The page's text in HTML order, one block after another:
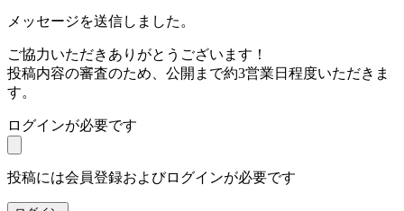
メッセージを送信しました。
ご協力いただきありがとうございます！
投稿内容の審査のため、公開まで約3営業日程度いただきま
す。
ログインが必要です
投稿には会員登録およびログインが必要です